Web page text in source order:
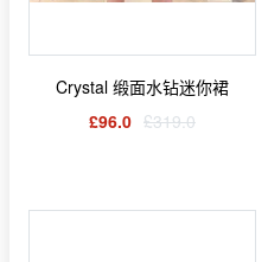
Crystal 缎面水钻迷你裙
£96.0 £319.0